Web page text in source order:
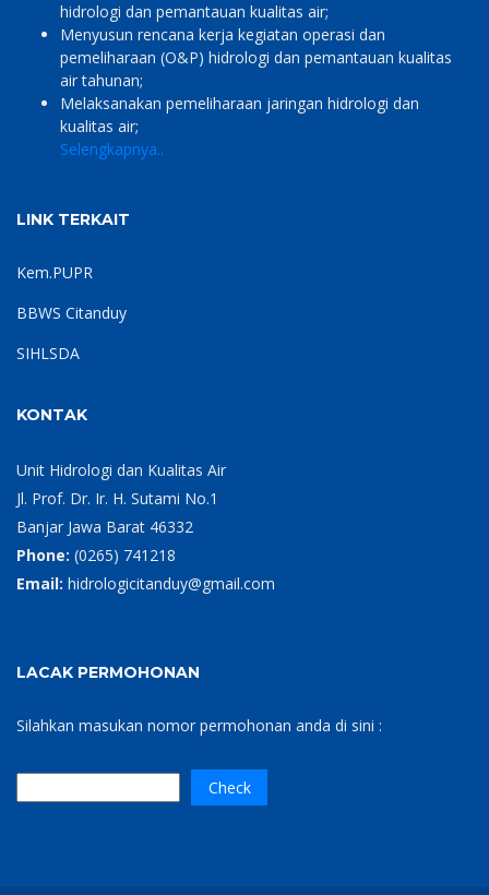
hidrologi dan pemantauan kualitas air;
Menyusun rencana kerja kegiatan operasi dan
pemeliharaan (O&P) hidrologi dan pemantauan kualitas
air tahunan;
Melaksanakan pemeliharaan jaringan hidrologi dan
kualitas air;
Selengkapnya..
LINK TERKAIT
Kem.PUPR
BBWS Citanduy
SIHLSDA
KONTAK
Unit Hidrologi dan Kualitas Air
Jl. Prof. Dr. Ir. H. Sutami No.1
Banjar Jawa Barat 46332
Phone: (0265) 741218
Email: hidrologicitanduy@gmail.com
LACAK PERMOHONAN
Silahkan masukan nomor permohonan anda di sini :